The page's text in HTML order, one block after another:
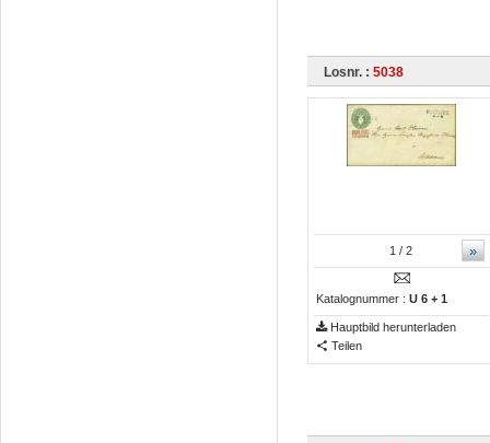
Losnr. : 5038
»
1 / 2
Katalognummer : U 6 + 1
Hauptbild herunterladen
Teilen